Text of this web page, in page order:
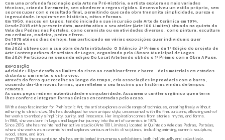
Com uma profunda fascinação pela Arte na Pré-História, a artista explora as mais variadas
técnicas, criando livremente, sem obedecer a regras rígidas. Desenvolveu um estilo próprio, sem
se preocupar com o resultado final, permitindo que cada obra transmita simplicidade, pureza e
ingenuidade. Inspira-se em histórias, mitos e formas.
Em 1960, nasceu em Lagos, tendo iniciado a sua incursão pela Arte da Cerâmica em 1974.
Desde 2016 até à presente data, mantém ativo o seu atelier (Arte 100 Limites) situado na quinta do
Vale das Pedras nas Portelas, como ceramista ou em atividades diversas , como pintura, escultura
em cerâmica, madeira, pedra e ferro.
De 1978 até aos dias de hoje, tem participado em várias exposições quer individuais quer
coletivas.
Em 2022 obteve com a sua obra de Arte intitulado O Silêncio 2º Prémio da 1ª Edição do projeto de
Arte Contemporânea de artistas de Lagos, organizado pela Câmara Municipal de Lagos
Em 2024 Participou na segunda edição Do Local Arte tendo obtido o 1º Prémio com a Obra A Fuga.
EXPOSIÇÃO
Adelaide Filipe desafia os limites do risco ao combinar ferro e barro – dois materiais em estados
distintos: um inerte, o outro vivo.
Através do ferro que recolhe ao longo do tempo, cria associações improváveis com o barro,
ousando dar-lhe novas formas, que refletem o seu fascínio por histórias vindas de tempos
remotos.
As suas peças reúnem autenticidade e singularidade. Assumem o caráter orgânico que a terra
lhes confere e integram formas únicas encontradas pelo acaso.
With a deep fascination for Prehistoric Art, the artist explores a wide range of techniques, creating freely without
adhering to strict rules. She has developed her own unique style, unconcerned with the final outcome, allowing each of
her works to embody simplicity, purity, and innocence. Her inspiration comes from stories, myths, and forms.
In 1960, she was born in Lagos and began her journey into the art of ceramics in 1974.
Since 2016, she has maintained her active studio (Arte 100 Limites), located in Quinta do Vale das Pedras, Portelas,
where she works as a ceramicist and explores various artistic disciplines, including painting, ceramic sculpture,
wood, stone, and iron.
From 1978 to the present day, she has participated in numerous exhibitions, both individually and collectively.